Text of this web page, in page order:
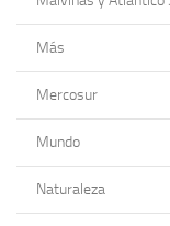
Más
Mercosur
Mundo
Naturaleza